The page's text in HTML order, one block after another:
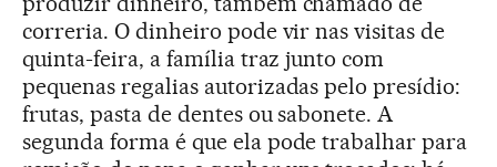
correria. O dinheiro pode vir nas visitas de
quinta-feira, a família traz junto com
pequenas regalias autorizadas pelo presídio:
frutas, pasta de dentes ou sabonete. A
segunda forma é que ela pode trabalhar para